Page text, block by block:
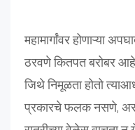
महामार्गांवर होणाऱ्या
ठरवणे कितपत बरोबर
जिथे निमूळता होतो
प्रकारचे फलक नसणे,